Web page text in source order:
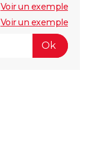
Voir un exemple
Voir un exemple